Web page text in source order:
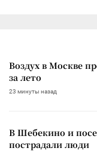
Воздух в Москве
за лето
23 минуты назад
В Шебекино и
пострадали люди